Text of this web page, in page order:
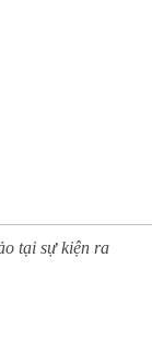
tại sự kiện ra